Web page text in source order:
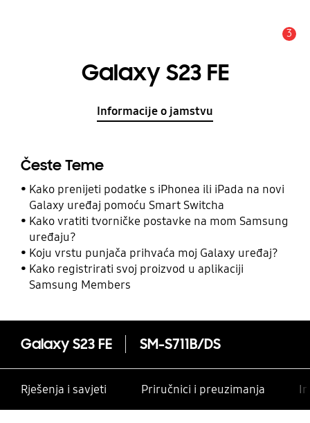
3
Galaxy S23 FE
Informacije o jamstvu
Česte Teme
Kako prenijeti podatke s iPhonea ili iPada na novi
Galaxy uređaj pomoću Smart Switcha
Kako vratiti tvorničke postavke na mom Samsung
uređaju?
Koju vrstu punjača prihvaća moj Galaxy uređaj?
Kako registrirati svoj proizvod u aplikaciji
Samsung Members
Galaxy S23 FE SM-S711B/DS
Rješenja i savjeti Priručnici i preuzimanja